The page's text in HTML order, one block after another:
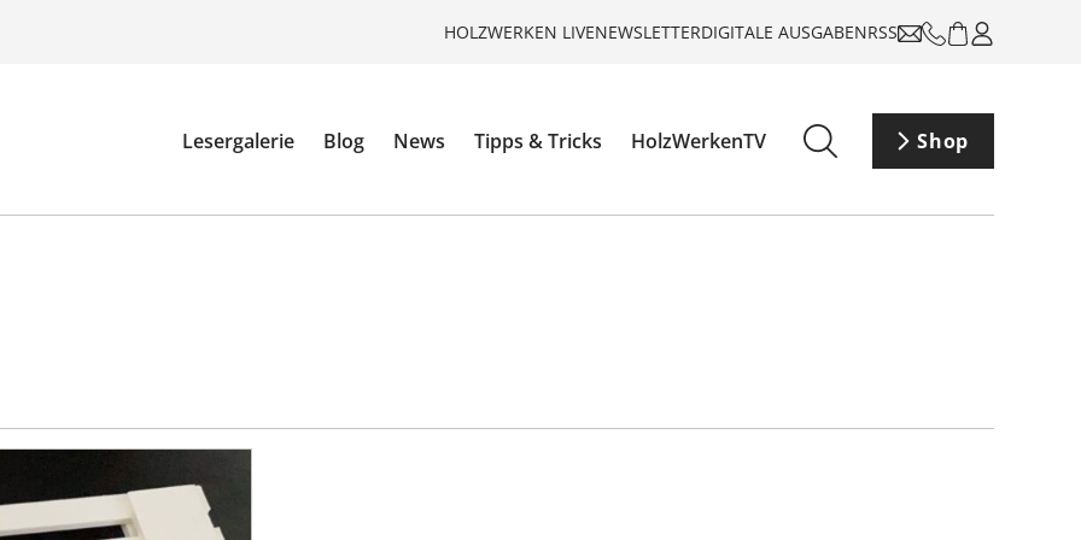
HOLZWERKEN LIVENEWSLETTERDIGITALE AUSGABENRSS
Lesergalerie Blog News Tipps & Tricks HolzWerkenTV Shop